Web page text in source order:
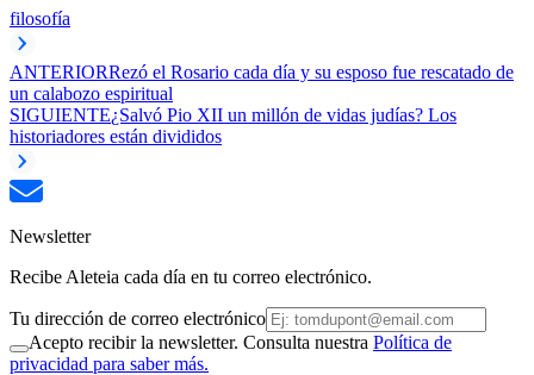
filosofía
ANTERIORRezó el Rosario cada día y su esposo fue rescatado de
un calabozo espiritual
SIGUIENTE¿Salvó Pio XII un millón de vidas judías? Los
historiadores están divididos
Newsletter
Recibe Aleteia cada día en tu correo electrónico.
Tu dirección de correo electrónico
Acepto recibir la newsletter. Consulta nuestra Política de
privacidad para saber más.